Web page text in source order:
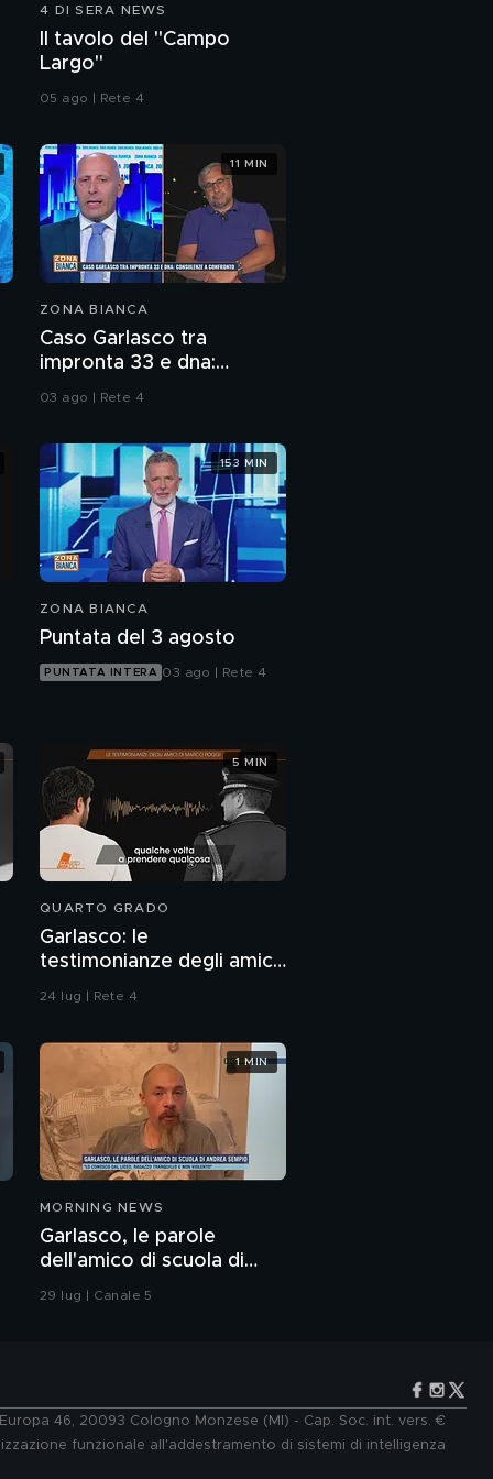
Le dichiarazioni di
4 DI SERA NEWS
Il tavolo del "Campo
Largo"
05 ago | Rete 4
ZONA BIANCA
Caso Garlasco tra
impronta 33 e dna:
consulenze a confronto
03 ago | Rete 4
11 MIN
ZONA BIANCA
Puntata del 3 agosto
PUNTATA INTERA 03 ago | Rete 4
153 MIN
QUARTO GRADO
Garlasco: le
testimonianze degli amici
di Marco Poggi
24 lug | Rete 4
5 MIN
MORNING NEWS
Garlasco, le parole
dell'amico di scuola di
Andrea Sempio
29 lug | Canale 5
1 MIN
46, 20093 Cologno Monzese (MI) - Cap. Soc. int. vers. €
funzionale all'addestramento di sistemi di intelligenza